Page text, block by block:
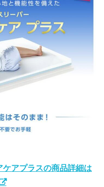
アプラスの商品詳細は